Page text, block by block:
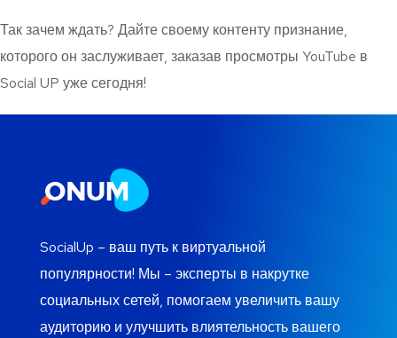
Так зачем ждать? Дайте своему контенту признание,
которого он заслуживает, заказав просмотры YouTube в
Social UP уже сегодня!
SocialUp – ваш путь к виртуальной
популярности! Мы – эксперты в накрутке
социальных сетей, помогаем увеличить вашу
аудиторию и улучшить влиятельность вашего